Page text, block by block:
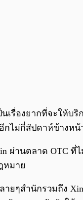
รื่องยากที่จะให้บริ
กไม่กี่สัปดาห์ข้าง
านตลาด OTC ที่
หมาย
ๆสำนักรวมถึง